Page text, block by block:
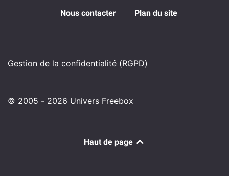
Nous contacter Plan du site
Gestion de la confidentialité (RGPD)
© 2005 - 2026 Univers Freebox
Haut de page